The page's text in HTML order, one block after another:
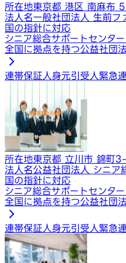
所在地東京都 港区 南麻布
法人名一般社団法人 生前フ
国の指針に対応
シニア総合サポートセンタ
全国に拠点を持つ公益社団
連帯保証人身元引受人緊急
所在地東京都 立川市 錦町
法人名公益社団法人 シニア
国の指針に対応
シニア総合サポートセンタ
全国に拠点を持つ公益社団
連帯保証人身元引受人緊急